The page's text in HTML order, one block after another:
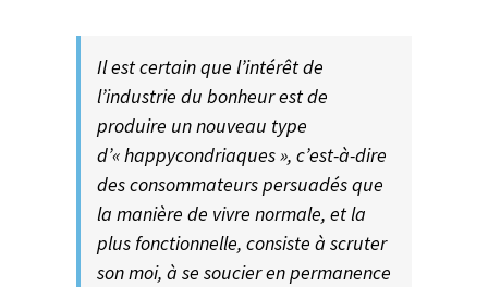
Il est certain que l’intérêt de
l’industrie du bonheur est de
produire un nouveau type
d’« happycondriaques », c’est-à-dire
des consommateurs persuadés que
la manière de vivre normale, et la
plus fonctionnelle, consiste à scruter
son moi, à se soucier en permanence